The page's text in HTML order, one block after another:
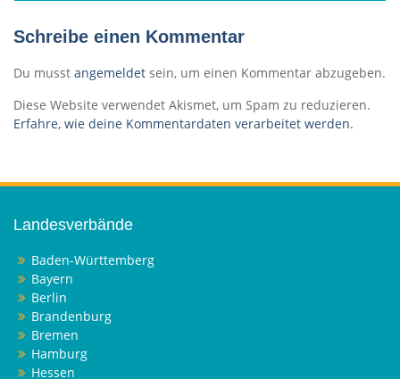
Schreibe einen Kommentar
Du musst angemeldet sein, um einen Kommentar abzugeben.
Diese Website verwendet Akismet, um Spam zu reduzieren.
Erfahre, wie deine Kommentardaten verarbeitet werden.
Landesverbände
Baden-Württemberg
Bayern
Berlin
Brandenburg
Bremen
Hamburg
Hessen